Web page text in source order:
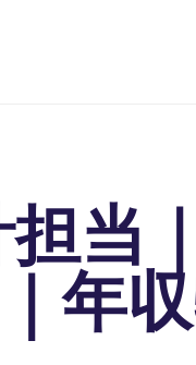
当
年